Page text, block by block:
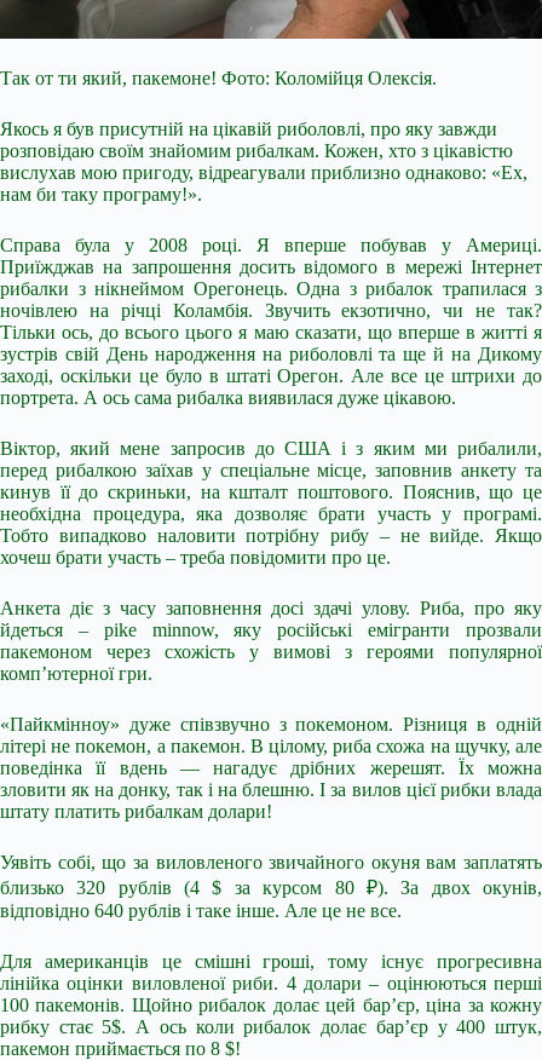
Так от ти який, пакемоне! Фото: Коломійця Олексія.
Якось я був присутній на цікавій риболовлі, про яку завжди
розповідаю своїм знайомим рибалкам. Кожен, хто з цікавістю
вислухав мою пригоду, відреагували приблизно однаково: «Ех,
нам би таку програму!».
Справа була у 2008 році. Я вперше побував у Америці.
Приїжджав на запрошення досить відомого в мережі Інтернет
рибалки з нікнеймом Орегонець. Одна з рибалок трапилася з
ночівлею на річці Коламбія. Звучить екзотично, чи не так?
Тільки ось, довсього цього я маю сказати, що вперше в житті я
зустрів свій День народження на риболовлі та ще й на Дикому
заході, оскільки це було в штаті Орегон. Але все це штрихи до
портрета. А ось сама рибалка виявилася дуже цікавою.
Віктор, який мене запросив до США і з яким ми рибалили,
перед рибалкою заїхав у спеціальне місце, заповнив анкету та
кинув її до скриньки, на кшталт поштового. Пояснив, що це
необхідна процедура, яка дозволяє брати участь у програмі.
Тобто випадково наловити потрібну рибу – не вийде. Якщо
хочеш брати участь – треба повідомити про це.
Анкета діє з часу заповнення досі здачі улову. Риба, про яку
йдеться – pike minnow, яку російські емігранти прозвали
пакемоном через схожість у вимові з героями популярної
комп’ютерної гри.
«Пайкмінноу» дуже співзвучно з покемоном. Різниця в одній
літері не покемон, а пакемон. В цілому, риба схожа на щучку, але
поведінка її вдень — нагадує дрібних жерешят. Їх можна
зловити як на донку, так і на блешню. І за вилов цієї рибки влада
штату платить рибалкам долари!
Уявіть собі, що за виловленого звичайного окуня вам заплатять
близько 320 рублів (4 $ за курсом 80 ₽). За двох окунів,
відповідно 640 рублів і таке інше. Але це не все.
Для американців це смішні гроші, тому існує прогресивна
лінійка оцінки виловленої риби. 4 долари – оцінюються перші
100 пакемонів. Щойно рибалок долає цей бар’єр, ціна за кожну
рибку стає 5$. А ось коли рибалок долає бар’єр у 400 штук,
пакемон приймається по 8 $!